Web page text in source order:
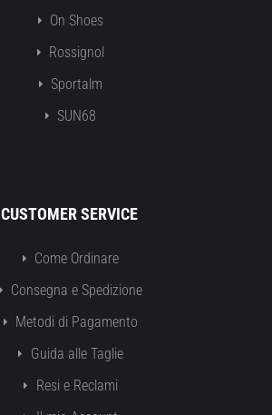
On Shoes
Rossignol
Sportalm
SUN68
CUSTOMER SERVICE
Come Ordinare
Consegna e Spedizione
Metodi di Pagamento
Guida alle Taglie
Resi e Reclami